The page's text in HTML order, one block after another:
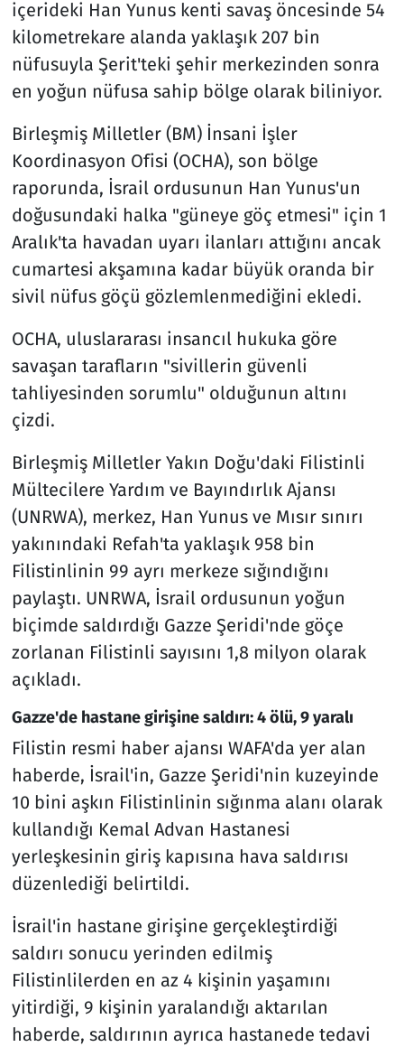
içerideki Han Yunus kenti savaş öncesinde 54
kilometrekare alanda yaklaşık 207 bin
nüfusuyla Şerit'teki şehir merkezinden sonra
en yoğun nüfusa sahip bölge olarak biliniyor.
Birleşmiş Milletler (BM) İnsani İşler
Koordinasyon Ofisi (OCHA), son bölge
raporunda, İsrail ordusunun Han Yunus'un
doğusundaki halka "güneye göç etmesi" için 1
Aralık'ta havadan uyarı ilanları attığını ancak
cumartesi akşamına kadar büyük oranda bir
sivil nüfus göçü gözlemlenmediğini ekledi.
OCHA, uluslararası insancıl hukuka göre
savaşan tarafların "sivillerin güvenli
tahliyesinden sorumlu" olduğunun altını
çizdi.
Birleşmiş Milletler Yakın Doğu'daki Filistinli
Mültecilere Yardım ve Bayındırlık Ajansı
(UNRWA), merkez, Han Yunus ve Mısır sınırı
yakınındaki Refah'ta yaklaşık 958 bin
Filistinlinin 99 ayrı merkeze sığındığını
paylaştı. UNRWA, İsrail ordusunun yoğun
biçimde saldırdığı Gazze Şeridi'nde göçe
zorlanan Filistinli sayısını 1,8 milyon olarak
açıkladı.
Gazze'de hastane girişine saldırı: 4 ölü, 9 yaralı
Filistin resmi haber ajansı WAFA'da yer alan
haberde, İsrail'in, Gazze Şeridi'nin kuzeyinde
10 bini aşkın Filistinlinin sığınma alanı olarak
kullandığı Kemal Advan Hastanesi
yerleşkesinin giriş kapısına hava saldırısı
düzenlediği belirtildi.
İsrail'in hastane girişine gerçekleştirdiği
saldırı sonucu yerinden edilmiş
Filistinlilerden en az 4 kişinin yaşamını
yitirdiği, 9 kişinin yaralandığı aktarılan
haberde, saldırının ayrıca hastanede tedavi